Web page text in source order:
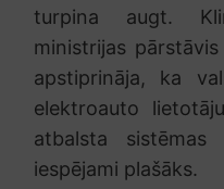
turpina augt.
ministrijas
apstiprināja, ka
elektroauto
atbalsta
iespējami plašāks.